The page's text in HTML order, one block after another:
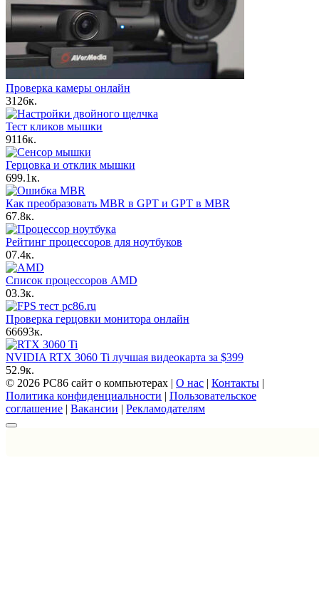
Проверка камеры онлайн
3126к.
Тест кликов мышки
9116к.
Герцовка и отклик мышки
699.1к.
Как преобразовать MBR в GPT и GPT в MBR
67.8к.
Рейтинг процессоров для ноутбуков
07.4к.
Список процессоров AMD
03.3к.
Проверка герцовки монитора онлайн
66693к.
NVIDIA RTX 3060 Ti лучшая видеокарта за $399
52.9к.
© 2026 PC86 сайт о компьютерах | О нас | Контакты |
Политика конфиденциальности | Пользовательское
соглашение | Вакансии | Рекламодателям